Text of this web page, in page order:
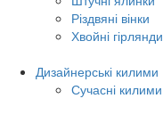
Різдвяні вінки
Хвойні гірлянди
Дизайнерські килими
Сучасні килими